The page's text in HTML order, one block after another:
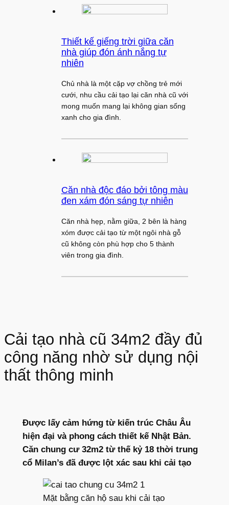
Thiết kế giếng trời giữa căn
nhà giúp đón ánh nắng tự
nhiên
Chủ nhà là một cặp vợ chồng trẻ mới
cưới, nhu cầu cải tạo lại căn nhà cũ với
mong muốn mang lại không gian sống
xanh cho gia đình.
Căn nhà độc đáo bởi tông màu
đen xám đón sáng tự nhiên
Căn nhà hẹp, nằm giữa, 2 bên là hàng
xóm được cải tạo từ một ngôi nhà gỗ
cũ không còn phù hợp cho 5 thành
viên trong gia đình.
Cải tạo nhà cũ 34m2 đầy đủ
công năng nhờ sử dụng nội
thất thông minh
Được lấy cảm hứng từ kiến trúc Châu Âu
hiện đại và phong cách thiết kế Nhật Bản.
Căn chung cư 32m2 từ thế kỷ 18 thời trung
cổ Milan’s đã được lột xác sau khi cải tạo
Mặt bằng căn hộ sau khi cải tạo